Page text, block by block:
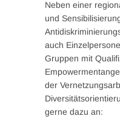
Neben einer
und
auch
Gruppen mit
der
gerne dazu an: